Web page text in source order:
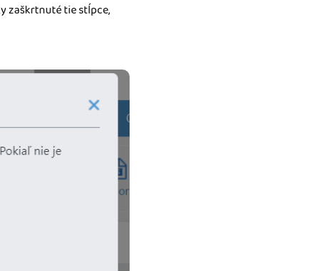
zaškrtnuté tie stĺpce,